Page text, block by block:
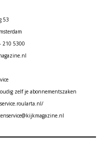
53
210 5300
zelf je abonnementszaken